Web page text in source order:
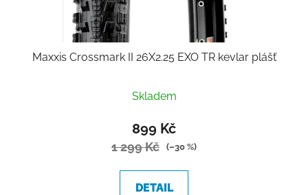
Maxxis Crossmark II 26X2.25 EXO TR kevlar plášť
Skladem
899 Kč
1 299 Kč (–30 %)
DETAIL